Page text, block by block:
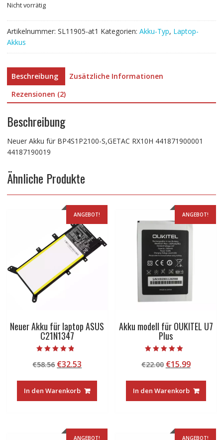
Nicht vorrätig
Artikelnummer: SL11905-at1 Kategorien: Akku-Typ, Laptop-
Akkus
Beschreibung
Zusätzliche Informationen
Rezensionen (2)
Beschreibung
Neuer Akku für BP4S1P2100-S,GETAC RX10H 441871900001
44187190019
Ähnliche Produkte
ANGEBOT!
Neuer Akku für laptop ASUS
C21N1347
4.50
von 5
€58.56 Ursprünglicher
war:
€58.56
€32.53
ist:
€32.53.
In den Warenkorb
ANGEBOT!
Akku modell für OUKITEL U7
Plus
5.00
von 5
€22.00 Ursprünglicher
war:
€22.00
€15.99
ist:
€15.99.
In den Warenkorb
ANGEBOT! ANGEBOT!